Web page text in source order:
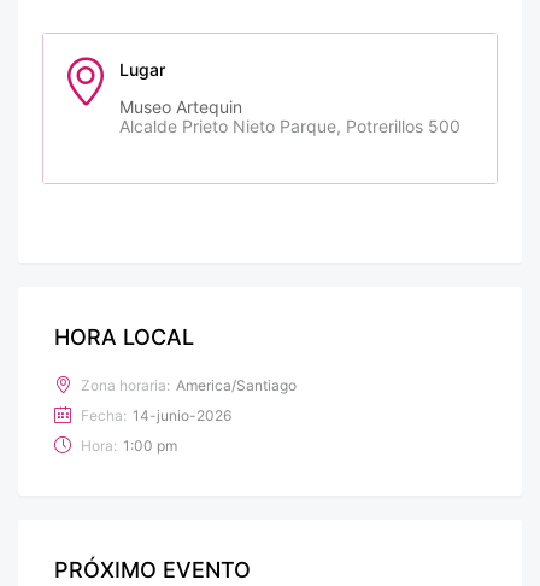
Lugar
Museo Artequin
Alcalde Prieto Nieto Parque, Potrerillos 500
HORA LOCAL
Zona horaria: America/Santiago
Fecha: 14-junio-2026
Hora: 1:00 pm
PRÓXIMO EVENTO